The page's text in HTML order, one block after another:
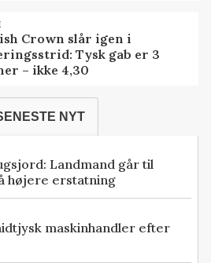
Crown slår igen i
Tysk gab er 3
– ikke 4,30
NYT
Landmand går til
højere erstatning
maskinhandler efter